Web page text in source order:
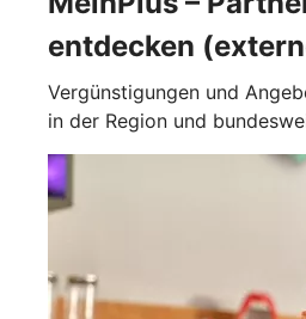
entdecken
Vergünstigungen und
in der Region und